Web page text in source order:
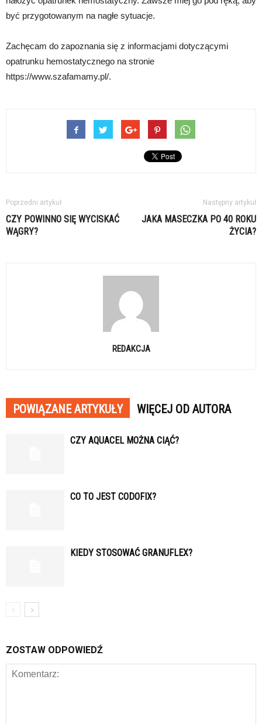
być przygotowanym na nagłe sytuacje.
Zachęcam do zapoznania się z informacjami dotyczącymi
opatrunku hemostatycznego na stronie
https://www.szafamamy.pl/.
Poprzedni artykuł
CZY POWINNO SIĘ WYCISKAĆ
WĄGRY?
Następny artykuł
JAKA MASECZKA PO 40 ROKU
ŻYCIA?
REDAKCJA
POWIĄZANE ARTYKUŁY WIĘCEJ OD AUTORA
CZY AQUACEL MOŻNA CIĄĆ?
CO TO JEST CODOFIX?
KIEDY STOSOWAĆ GRANUFLEX?
ZOSTAW ODPOWIEDŹ